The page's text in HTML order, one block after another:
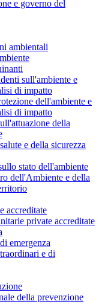
e governo del
ambientali
sull'ambiente e
di impatto
dell'ambiente e
di impatto
della
e della sicurezza
stato dell'ambiente
dell'Ambiente e della
accreditate
private accreditate
emergenza
e di
della prevenzione